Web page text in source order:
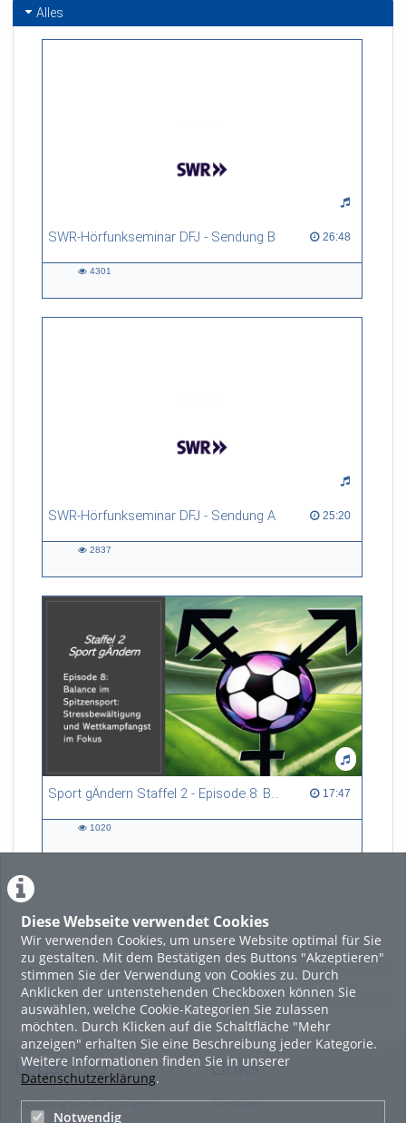
Diese Webseite verwendet Cookies
Wir verwenden Cookies, um unsere Website optimal für Sie
zu gestalten. Mit dem Bestätigen des Buttons "Akzeptieren"
stimmen Sie der Verwendung von Cookies zu. Durch
Anklicken der untenstehenden Checkboxen können Sie
auswählen, welche Cookie-Kategorien Sie zulassen
möchten. Durch Klicken auf die Schaltfläche "Mehr
anzeigen" erhalten Sie eine Beschreibung jeder Kategorie.
Weitere Informationen finden Sie in unserer
Datenschutzerklärung.
Notwendig
Alles
SWR-Hörfunkseminar DFJ - Sendung B 26:48
26:48 duration
4301
SWR-Hörfunkseminar DFJ - Sendung A 25:20
25:20 duration
2837
Sport gÄndern Staffel 2 - Episode 8: Balance im Spitzensport: Stressbewältigung und Wettkampfangst im Fokus 17:47
17:47 duration
1020
LADE MEHR
Featured
Beliebtheit
Legal Info
Nutzungsbedingungen
Links
Sitemap